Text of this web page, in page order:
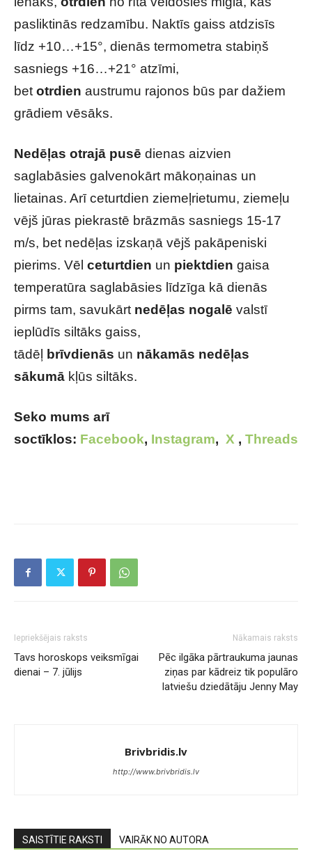
pasliktinās redzamību. Naktīs gaiss atdzisīs
līdz +10…+15°, dienās termometra stabiņš
sasniegs +16…+21° atzīmi,
bet otrdien austrumu rajonos būs par dažiem
grādiem vēsāks.
Nedēļas otrajā pusē dienas aizvien
saglabāsies galvenokārt mākoņainas un
lietainas. Arī ceturtdien ziemeļrietumu, ziemeļu
vējš jūras piekrastē brāzmās sasniegs 15-17
m/s, bet nedēļas izskaņā vējš pakāpeniski
pierims. Vēl ceturtdien un piektdien gaisa
temperatūra saglabāsies līdzīga kā dienās
pirms tam, savukārt nedēļas nogalē valstī
ieplūdīs siltāks gaiss,
tādēļ
brīvdienās un nākamās nedēļas
sākumā kļūs siltāks.
Seko mums arī
soctīklos: Facebook, Instagram, X , Threads
Iepriekšējais raksts
Tavs horoskops veiksmīgai
dienai – 7. jūlijs
Nākamais raksts
Pēc ilgāka pārtraukuma jaunas
ziņas par kādreiz tik populāro
latviešu dziedātāju Jenny May
Brivbridis.lv
http://www.brivbridis.lv
SAISTĪTIE RAKSTI VAIRĀK NO AUTORA